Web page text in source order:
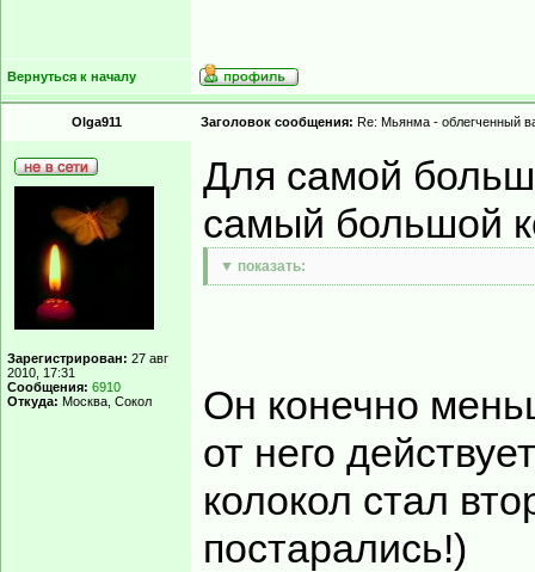
Вернуться к началу
Olga911 Заголовок сообщения: Re: Мьянма - облегченный
Зарегистрирован: 27 авг
2010, 17:31
Сообщения: 6910
Откуда: Москва, Сокол
Для самой
самый большой
▼ показать:
Он конечно
от него
колокол стал
постарались!)